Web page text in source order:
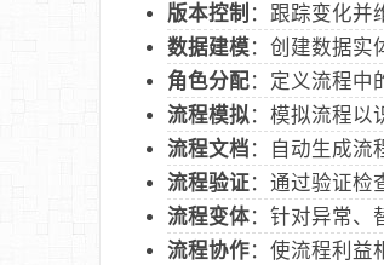
版本控制 ：跟踪变化并
数据建模：创建数据实
角色分配：定义流程中
流程模拟 ：模拟流程以
流程文档 ：自动生成流
流程验证：通过验证检
流程变体：针对异常、
流程协作：使流程利益